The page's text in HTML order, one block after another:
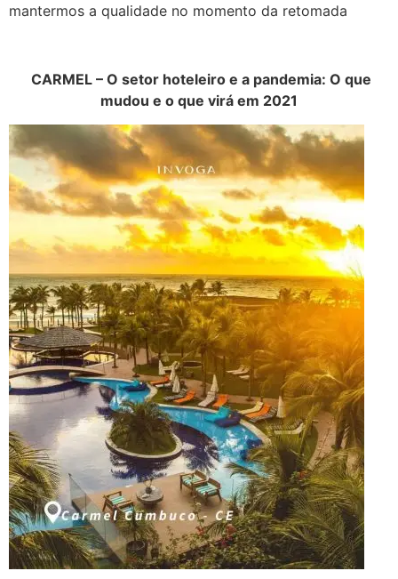
mantermos a qualidade no momento da retomada
CARMEL – O setor hoteleiro e a pandemia: O que
mudou e o que virá em 2021